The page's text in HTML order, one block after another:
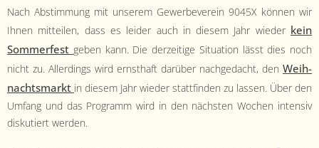
Nach Abstim­mung mit unserem Gewer­bev­ere­in 9045X kön­nen wir
Ihnen mit­teilen, dass es lei­der auch in diesem Jahr wieder kein
Som­mer­fest geben kann. Die derzeit­ige Sit­u­a­tion lässt dies noch
nicht zu. Allerd­ings wird ern­sthaft darüber nachgedacht, den Wei­h­
nachts­markt in diesem Jahr wieder stat­tfind­en zu lassen. Über den
Umfang und das Pro­gramm wird in den näch­sten Wochen inten­siv
disku­tiert werden.